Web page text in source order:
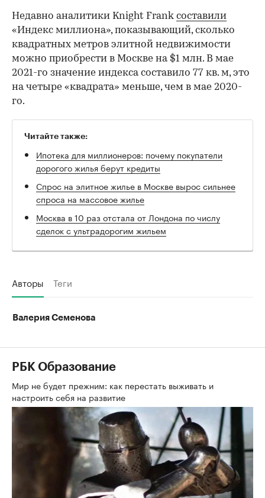
Недавно аналитики Knight Frank составили
«Индекс миллиона», показывающий, сколько
квадратных метров элитной недвижимости
можно приобрести в Москве на $1 млн. В мае
2021-го значение индекса составило 77 кв. м, это
на четыре «квадрата» меньше, чем в мае 2020-
го.
Читайте также:
Ипотека для миллионеров: почему покупатели
дорогого жилья берут кредиты
Спрос на элитное жилье в Москве вырос сильнее
спроса на массовое жилье
Москва в 10 раз отстала от Лондона по числу
сделок с ультрадорогим жильем
Авторы Теги
Валерия Семенова
РБК Образование
Мир не будет прежним: как перестать выживать и
настроить себя на развитие